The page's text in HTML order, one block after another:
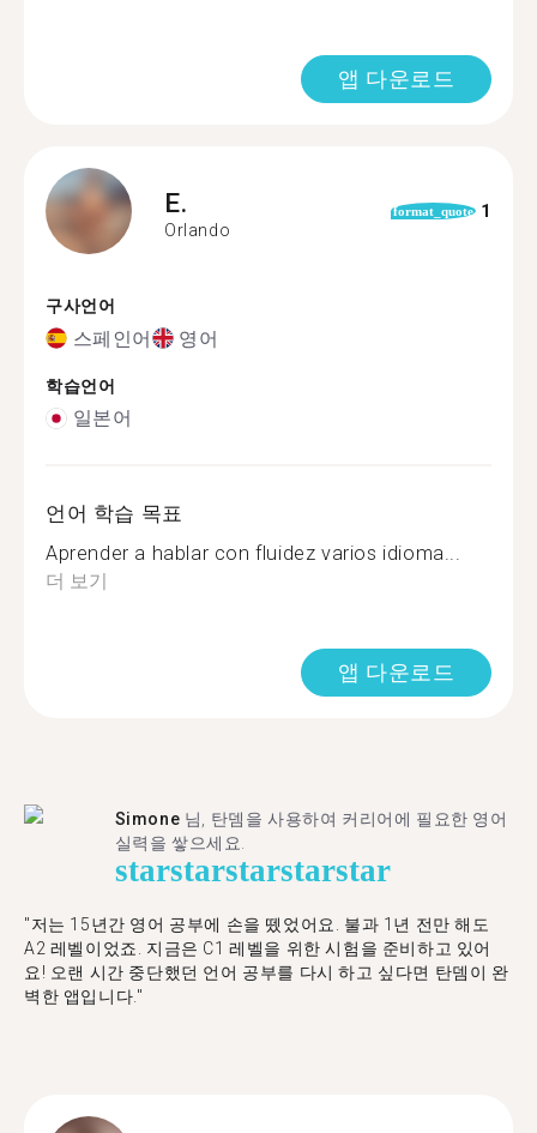
앱 다운로드
E.
Orlando
format_quote 1
구사언어
스페인어 영어
학습언어
일본어
언어 학습 목표
Aprender a hablar con fluidez varios idioma...
더 보기
앱 다운로드
Simone 님, 탄뎀을 사용하여 커리어에 필요한 영어
실력을 쌓으세요.
starstarstarstarstar
"저는 15년간 영어 공부에 손을 뗐었어요. 불과 1년 전만 해도
A2 레벨이었죠. 지금은 C1 레벨을 위한 시험을 준비하고 있어
요! 오랜 시간 중단했던 언어 공부를 다시 하고 싶다면 탄뎀이 완
벽한 앱입니다."